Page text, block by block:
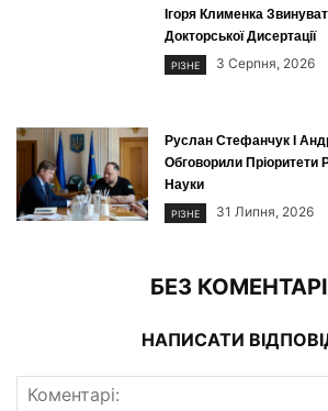
Ігоря Клименка
Докторської Дисертації
РІЗНЕ 3 Серпня, 2026
Руслан Стефанчук І
Обговорили Пріоритети
Науки
РІЗНЕ 31 Липня, 2026
БЕЗ
НАПИСАТИ